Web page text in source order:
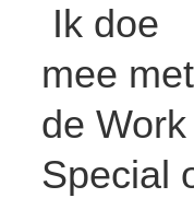
Ik doe
mee met
de Work
Special